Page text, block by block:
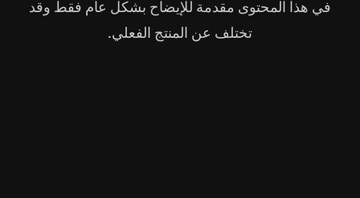
في هذا المحتوى مقدمة للإيضاح بشكل عام فقط وقد
تختلف عن المنتج الفعلي.